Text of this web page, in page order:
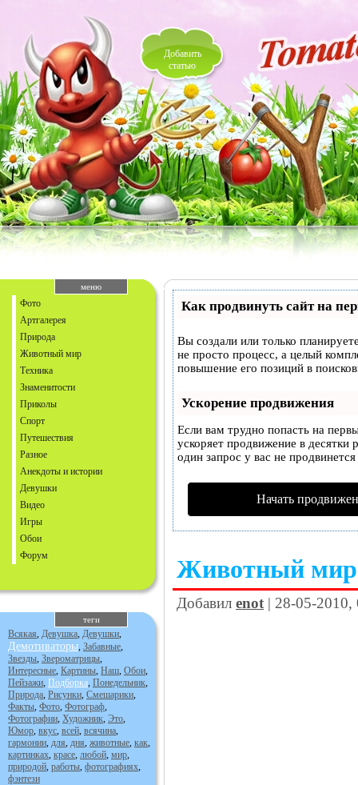
Добавить
статью
меню
Фото
Артгалерея
Природа
Животный мир
Техника
Знаменитости
Приколы
Спорт
Путешествия
Разное
Анекдоты и истории
Девушки
Видео
Игры
Обои
Форум
теги
Всякая, Девушка, Девушки,
Демотиваторы, Забавные,
Звезды, Звероматрицы,
Интересные, Картины, Наш, Обои,
Пейзажи, Подборка, Понедельник,
Природа, Рисунки, Смешарики,
Факты, Фото, Фотограф,
Фотографии, Художник, Это,
Юмор, вкус, всей, всячина,
гармонии, для, дня, животные, как,
картинках, красе, любой, мир,
природой, работы, фотографиях,
фэнтези
Как продвинуть сайт на
Вы создали или только
не просто процесс, а целый
повышение его позиций в
Ускорение продвижения
Если вам трудно попасть на
ускоряет продвижение в десятки
один запрос у вас не
Начать
Животный мир
Добавил enot | 28-05-